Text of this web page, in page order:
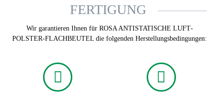
FERTIGUNG
Wir garantieren Ihnen für ROSA ANTI­STATISCHE LUFT­
POLSTER-FLACH­BEUTEL die folgenden Herstellungsbedingungen: